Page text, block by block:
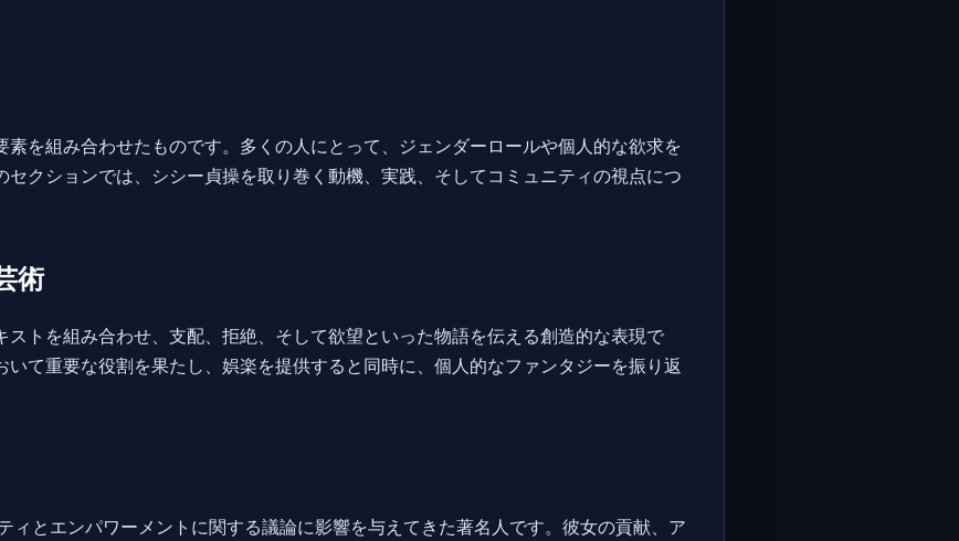
素を組み合わせたものです。多くの人にとって、ジェンダーロールや個人的な欲求を
クションでは、シシー貞操を取り巻く動機、実践、そしてコミュニティの視点につ
術
ストを組み合わせ、支配、拒絶、そして欲望といった物語を伝える創造的な表現で
て重要な役割を果たし、娯楽を提供すると同時に、個人的なファンタジーを振り返
ィとエンパワーメントに関する議論に影響を与えてきた著名人です。彼女の貢献、ア